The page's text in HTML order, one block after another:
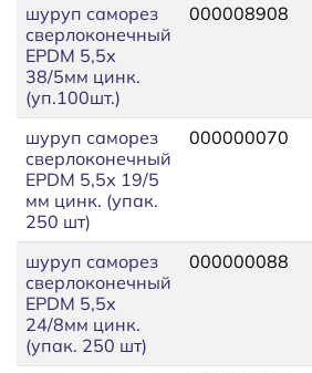
шуруп саморез
сверлоконечный
EPDM 5,5х
38/5мм цинк.
(уп.100шт.)
000008908
шуруп саморез
сверлоконечный
EPDM 5,5х 19/5
мм цинк. (упак.
250 шт)
000000070
шуруп саморез
сверлоконечный
EPDM 5,5х
24/8мм цинк.
(упак. 250 шт)
000000088